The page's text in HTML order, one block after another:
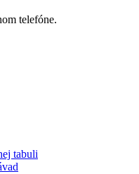
telefóne.
tabuli